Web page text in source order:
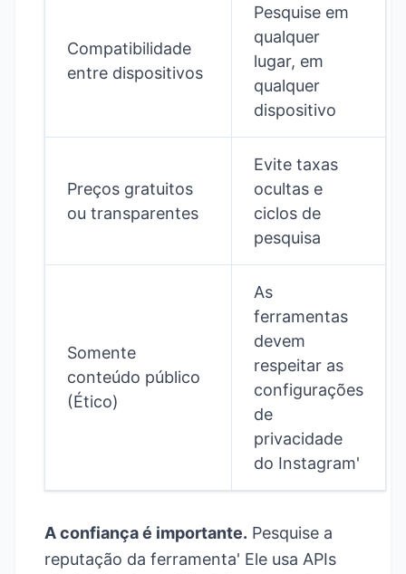
Compatibilidade
entre dispositivos
Pesquise em
qualquer
lugar, em
qualquer
dispositivo
Preços gratuitos
ou transparentes
Evite taxas
ocultas e
ciclos de
pesquisa
Somente
conteúdo público
(Ético)
As
ferramentas
devem
respeitar as
configurações
de
privacidade
do Instagram'
A confiança é importante. Pesquise a
reputação da ferramenta' Ele usa APIs